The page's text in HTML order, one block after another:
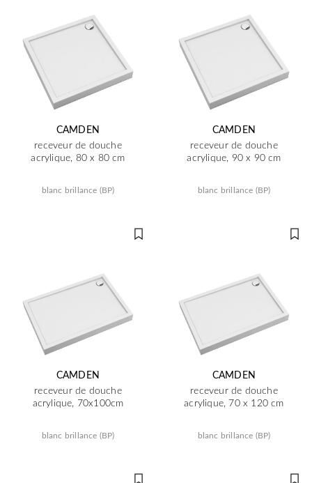
CAMDEN
receveur de douche
acrylique, 80 x 80 cm
blanc brillance (BP)
CAMDEN
receveur de douche
acrylique, 90 x 90 cm
blanc brillance (BP)
CAMDEN
receveur de douche
acrylique, 70x100cm
blanc brillance (BP)
CAMDEN
receveur de douche
acrylique, 70 x 120 cm
blanc brillance (BP)